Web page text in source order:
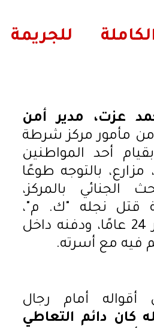
للجريمة
عزت، مدير أمن
من مأمور مركز شرطة
أحد المواطنين
بالتوجه طوعًا
الجنائي بالمركز،
قتل نجله "ك. م"،
البالغ من العمر 24 عامًا، ودفنه داخل
فيه مع أسرته.
أقواله أمام رجال
كان دائم التعاطي